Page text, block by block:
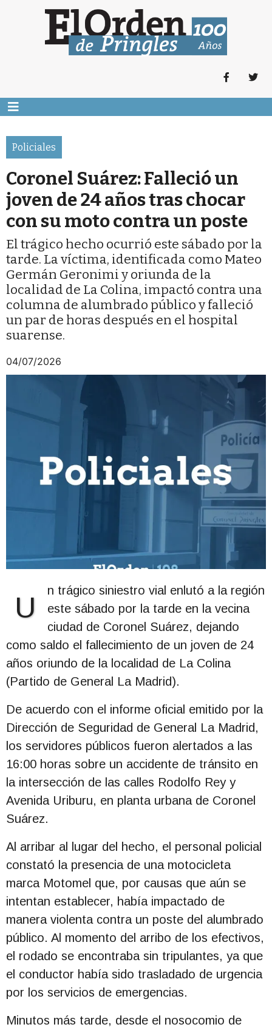
Policiales
Coronel Suárez: Falleció un
joven de 24 años tras chocar
con su moto contra un poste
El trágico hecho ocurrió este sábado por la
tarde. La víctima, identificada como Mateo
Germán Geronimi y oriunda de la
localidad de La Colina, impactó contra una
columna de alumbrado público y falleció
un par de horas después en el hospital
suarense.
04/07/2026
U
n trágico siniestro vial enlutó a la región
este sábado por la tarde en la vecina
ciudad de Coronel Suárez, dejando
como saldo el fallecimiento de un joven de 24
años oriundo de la localidad de La Colina
(Partido de General La Madrid).
De acuerdo con el informe oficial emitido por la
Dirección de Seguridad de General La Madrid,
los servidores públicos fueron alertados a las
16:00 horas sobre un accidente de tránsito en
la intersección de las calles Rodolfo Rey y
Avenida Uriburu, en planta urbana de Coronel
Suárez.
Al arribar al lugar del hecho, el personal policial
constató la presencia de una motocicleta
marca Motomel que, por causas que aún se
intentan establecer, había impactado de
manera violenta contra un poste del alumbrado
público. Al momento del arribo de los efectivos,
el rodado se encontraba sin tripulantes, ya que
el conductor había sido trasladado de urgencia
por los servicios de emergencias.
Minutos más tarde, desde el nosocomio de